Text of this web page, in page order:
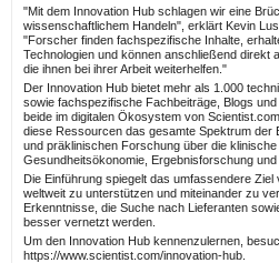
"Mit dem Innovation Hub schlagen wir eine
wissenschaftlichem Handeln", erklärt Kevin
"Forscher finden fachspezifische Inhalte,
Technologien und können anschließend direkt
die ihnen bei ihrer Arbeit weiterhelfen."
Der Innovation Hub bietet mehr als 1.000
sowie fachspezifische Fachbeiträge, Blogs
beide im digitalen Ökosystem von
diese Ressourcen das gesamte Spektrum
und präklinischen Forschung über die
Gesundheitsökonomie, Ergebnisforschung
Die Einführung spiegelt das umfassendere
weltweit zu unterstützen und miteinander zu
Erkenntnisse, die Suche nach Lieferanten
besser vernetzt werden.
Um den Innovation Hub kennenzulernen,
https://www.scientist.com/innovation-hub.